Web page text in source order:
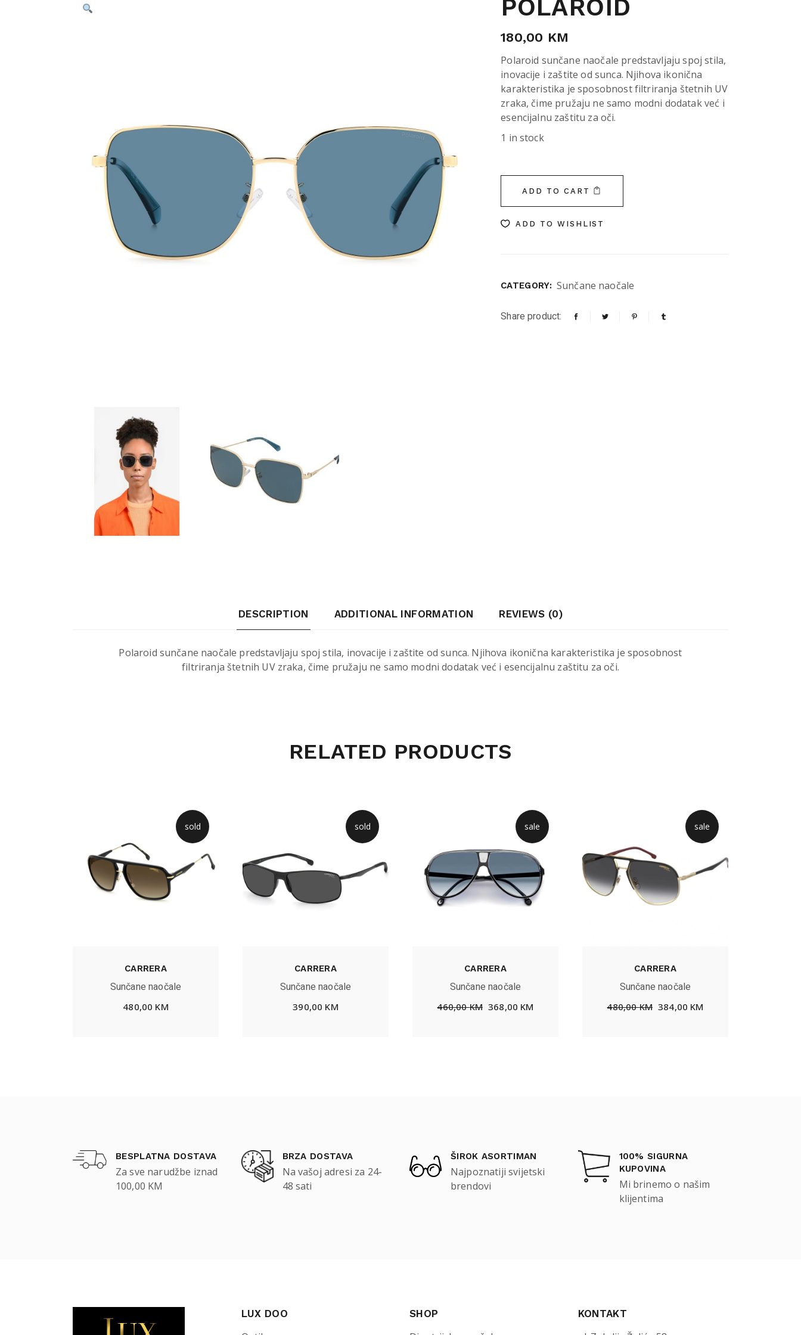
POLAROID
180,00 KM
Polaroid sunčane naočale predstavljaju spoj stila,
inovacije i zaštite od sunca. Njihova ikonična
karakteristika je sposobnost filtriranja štetnih UV
zraka, čime pružaju ne samo modni dodatak već i
esencijalnu zaštitu za oči.
1 in stock
ADD TO CART
ADD TO WISHLIST
CATEGORY: Sunčane naočale
Share product:
DESCRIPTION ADDITIONAL INFORMATION REVIEWS (0)
Polaroid sunčane naočale predstavljaju spoj stila, inovacije i zaštite od sunca. Njihova ikonična karakteristika je sposobnost
filtriranja štetnih UV zraka, čime pružaju ne samo modni dodatak već i esencijalnu zaštitu za oči.
RELATED PRODUCTS
sold
CARRERA
Sunčane naočale
480,00 KM
sold
CARRERA
Sunčane naočale
390,00 KM
sale
CARRERA
Sunčane naočale
460,00KM 368,00 KM
sale
CARRERA
Sunčane naočale
480,00KM 384,00 KM
BESPLATNA DOSTAVA
Za sve narudžbe iznad
100,00 KM
BRZA DOSTAVA
Na vašoj adresi za 24-
48 sati
ŠIROK ASORTIMAN
Najpoznatiji svijetski
brendovi
100% SIGURNA
KUPOVINA
Mi brinemo o našim
klijentima
LUX DOO SHOP KONTAKT